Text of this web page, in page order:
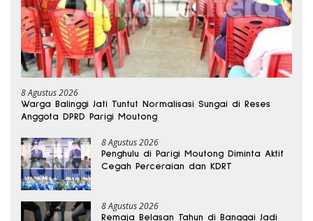
8 Agustus 2026
Warga Balinggi Jati Tuntut Normalisasi Sungai di Reses
Anggota DPRD Parigi Moutong
8 Agustus 2026
Penghulu di Parigi Moutong Diminta Aktif
Cegah Perceraian dan KDRT
8 Agustus 2026
Remaja Belasan Tahun di Banggai Jadi